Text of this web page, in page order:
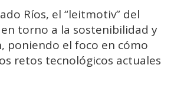
Ríos, el “leitmotiv” del
torno a la sostenibilidad y
poniendo el foco en cómo
retos tecnológicos actuales